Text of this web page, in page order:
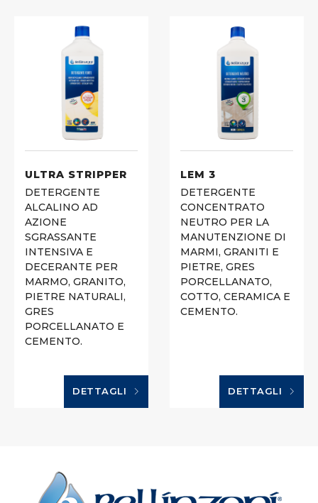
ULTRA STRIPPER
DETERGENTE
ALCALINO AD
AZIONE
SGRASSANTE
INTENSIVA E
DECERANTE PER
MARMO, GRANITO,
PIETRE NATURALI,
GRES
PORCELLANATO E
CEMENTO.
DETTAGLI
LEM 3
DETERGENTE
CONCENTRATO
NEUTRO PER LA
MANUTENZIONE DI
MARMI, GRANITI E
PIETRE, GRES
PORCELLANATO,
COTTO, CERAMICA E
CEMENTO.
DETTAGLI